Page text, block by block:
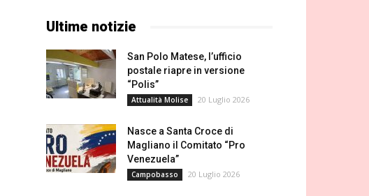
Ultime notizie
San Polo Matese, l’ufficio
postale riapre in versione
“Polis”
Attualità Molise 20 Luglio 2026
Nasce a Santa Croce di
Magliano il Comitato “Pro
Venezuela”
Campobasso 20 Luglio 2026